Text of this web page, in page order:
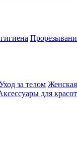
за телом
для